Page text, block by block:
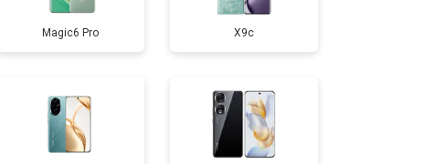
от 2700 ₽ Заказать
от 950 ₽ Заказать
Magic6 Pro X9c